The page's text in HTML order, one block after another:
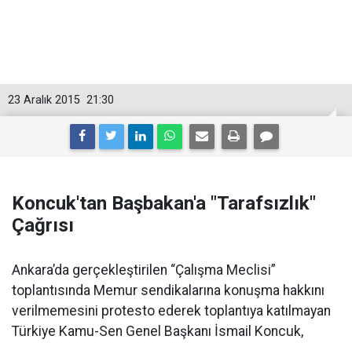
21:30
23 Aralık 2015
Koncuk'tan Başbakan'a "Tarafsızlık"
Çağrısı
Ankara’da gerçekleştirilen “Çalışma Meclisi”
toplantısında Memur sendikalarına konuşma hakkını
verilmemesini protesto ederek toplantıya katılmayan
Türkiye Kamu-Sen Genel Başkanı İsmail Koncuk,